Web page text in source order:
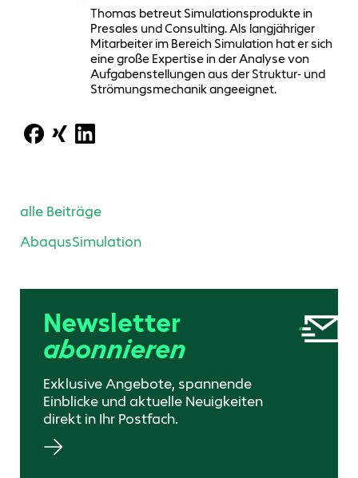
Thomas betreut Simulationsprodukte in
Presales und Consulting. Als langjähriger
Mitarbeiter im Bereich Simulation hat er sich
eine große Expertise in der Analyse von
Aufgabenstellungen aus der Struktur- und
Strömungsmechanik angeeignet.
alle Beiträge
AbaqusSimulation
Newsletter
abonnieren
Exklusive Angebote, spannende
Einblicke und aktuelle Neuigkeiten
direkt in Ihr Postfach.